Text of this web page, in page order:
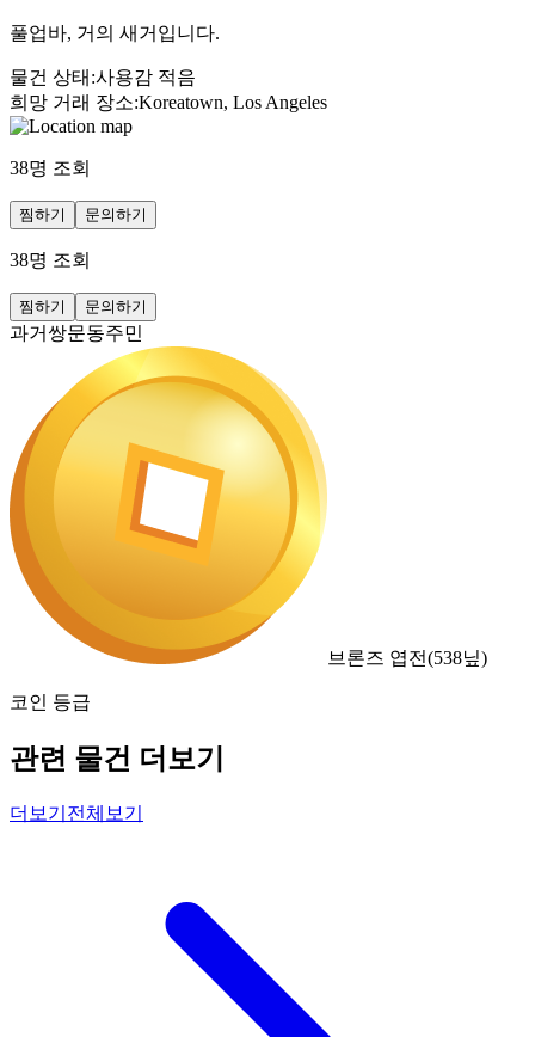
풀업바, 거의 새거입니다.
물건 상태 :사용감 적음
희망 거래 장소:Koreatown, Los Angeles
38명 조회
찜하기 문의하기
38명 조회
찜하기 문의하기
과거쌍문동주민
브론즈 엽전(538닢)
코인 등급
관련 물건 더보기
더보기 전체보기